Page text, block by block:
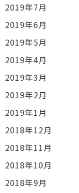
2019年7月
2019年6月
2019年5月
2019年4月
2019年3月
2019年2月
2019年1月
2018年12月
2018年11月
2018年10月
2018年9月